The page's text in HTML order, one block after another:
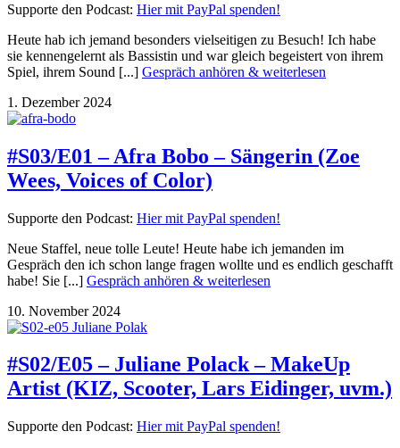
Supporte den Podcast: Hier mit PayPal spenden!
Heute hab ich jemand besonders vielseitigen zu Besuch! Ich habe
sie kennengelernt als Bassistin und war gleich begeistert von ihrem
Spiel, ihrem Sound [...] Gespräch anhören & weiterlesen
1. Dezember 2024
#S03/E01 – Afra Bobo – Sängerin (Zoe
Wees, Voices of Color)
Supporte den Podcast: Hier mit PayPal spenden!
Neue Staffel, neue tolle Leute! Heute habe ich jemanden im
Gespräch den ich schon lange fragen wollte und es endlich geschafft
habe! Sie [...] Gespräch anhören & weiterlesen
10. November 2024
#S02/E05 – Juliane Polack – MakeUp
Artist (KIZ, Scooter, Lars Eidinger, uvm.)
Supporte den Podcast: Hier mit PayPal spenden!